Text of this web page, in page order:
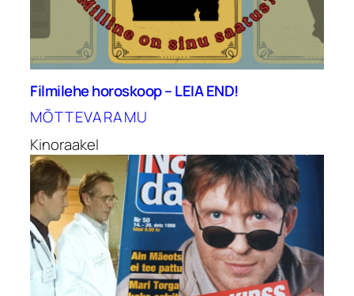
Filmilehe horoskoop – LEIA END!
MÕTTEVARAMU
Kinoraakel